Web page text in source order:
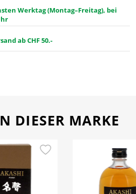
Werktag (Montag–Freitag), bei
ab CHF 50.-
DIESER MARKE